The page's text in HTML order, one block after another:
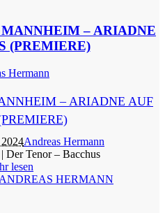
– ARIADNE
(PREMIERE)
Hermann
– ARIADNE AUF
Andreas Hermann
Der Tenor – Bacchus
lesen
HERMANN